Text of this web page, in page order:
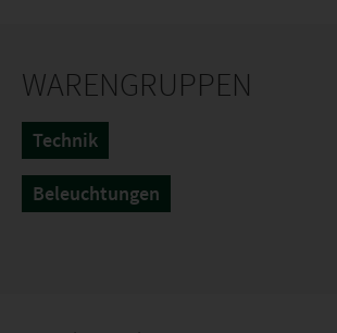
WARENGRUPPEN
Technik
Beleuchtungen